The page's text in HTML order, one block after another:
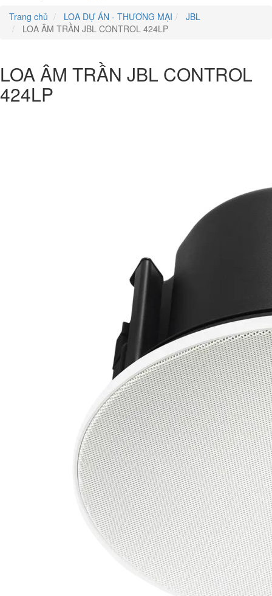
Trang chủ
LOA DỰ ÁN - THƯƠNG MẠI
JBL
LOA ÂM TRẦN JBL CONTROL 424LP
LOA ÂM TRẦN JBL CONTROL
424LP